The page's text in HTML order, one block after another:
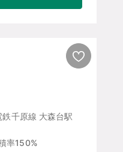
千原線 大森台駅
率150%